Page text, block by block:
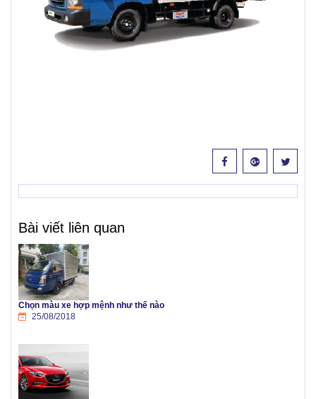
Bài viết liên quan
Chọn màu xe hợp mệnh như thế nào
25/08/2018